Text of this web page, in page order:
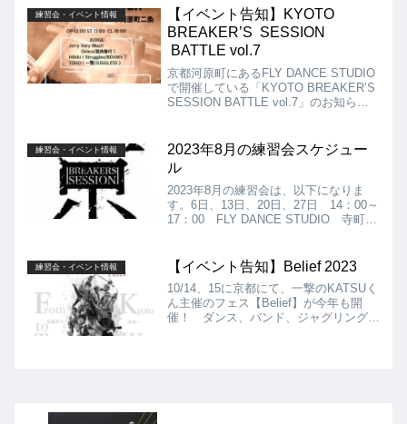
14：00～17：00 FLY DANCE
STUDIO 寺町Aスタジオ アクセス：
京都市中京区寺町通錦小路下る東大文字
町292 寺町 詩の小路3F￥500
練習会・イベント情報
【イベント告知】KYOTO
BREAKER’S SESSION
BATTLE vol.7
京都河原町にあるFLY DANCE STUDIO
で開催している「KYOTO BREAKER’S
SESSION BATTLE vol.7」のお知らせ
練習会・イベント情報
2023年8月の練習会スケジュー
ル
2023年8月の練習会は、以下になりま
す。6日、13日、20日、27日 14：00～
17：00 FLY DANCE STUDIO 寺町A
分お気をつけください!!
練習会・イベント情報 【イベント告知】Belief 2023
10/14、15に京都にて、一撃のKATSUく
ん主催のフェス【Belief】が今年も開
催！ ダンス、バンド、ジャグリング、